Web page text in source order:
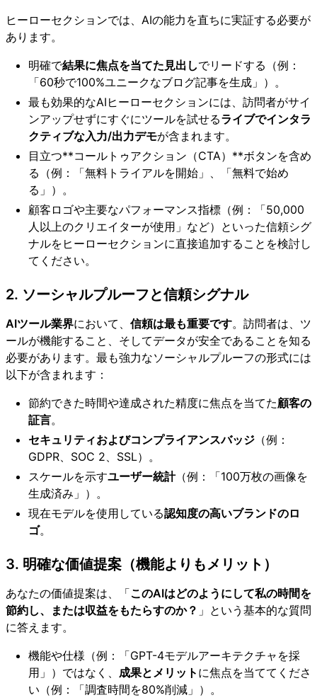
ヒーローセクションでは、AIの能力を直ちに実証する必要が
あります。
明確で結果に焦点を当てた見出しでリードする（例：
「60秒で100%ユニークなブログ記事を生成」）。
最も効果的なAIヒーローセクションには、訪問者がサイ
ンアップせずにすぐにツールを試せるライブでインタラ
クティブな入力/出力デモが含まれます。
目立つ**コールトゥアクション（CTA）**ボタンを含め
る（例：「無料トライアルを開始」、「無料で始め
る」）。
顧客ロゴや主要なパフォーマンス指標（例：「50,000
人以上のクリエイターが使用」など）といった信頼シグ
ナルをヒーローセクションに直接追加することを検討し
てください。
2. ソーシャルプルーフと信頼シグナル
AIツール業界において、 信頼は最も重要です。訪問者は、ツ
ールが機能すること、そしてデータが安全であることを知る
必要があります。最も強力なソーシャルプルーフの形式には
以下が含まれます：
節約できた時間や達成された精度に焦点を当てた顧客の
証言。
セキュリティおよびコンプライアンスバッジ （例：
GDPR、SOC 2、SSL）。
スケールを示すユーザー統計（例：「100万枚の画像を
生成済み」）。
現在モデルを使用している認知度の高いブランドのロ
ゴ。
3. 明確な価値提案（機能よりもメリット）
あなたの価値提案は、「このAIはどのようにして私の時間を
節約し、または収益をもたらすのか？ 」という基本的な質問
に答えます。
機能や仕様（例：「GPT-4モデルアーキテクチャを採
用」）ではなく、 成果とメリット に焦点を当ててくださ
い（例：「調査時間を80%削減」）。